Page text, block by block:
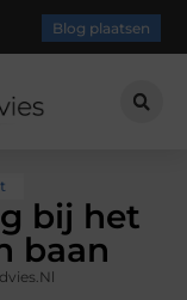
Blog plaatsen
bij het
baan